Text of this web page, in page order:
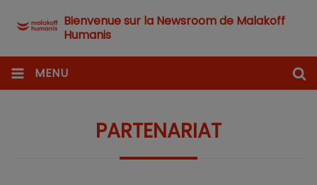
Bienvenue sur la Newsroom de Malakoff
Humanis
MENU
PARTENARIAT